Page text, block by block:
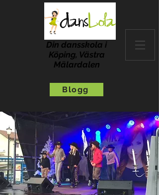
Din dansskola i
Köping, Västra
Mälardalen
Blogg